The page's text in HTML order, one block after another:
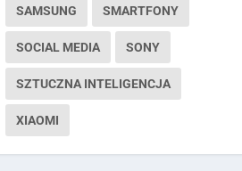
SAMSUNG SMARTFONY
SOCIAL MEDIA SONY
SZTUCZNA INTELIGENCJA
XIAOMI